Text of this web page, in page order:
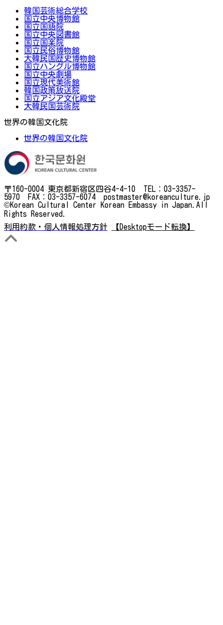
韓国芸術総合学校
国立中央博物館
国立国語院
国立中央図書館
国立国楽院
国立民俗博物館
大韓民国歴史博物館
国立ハングル博物館
国立中央劇場
国立現代美術館
韓国政策放送院
国立アジア文化殿堂
大韓民国芸術院
世界の韓国文化院
世界の韓国文化院
〒160-0004 東京都新宿区四谷4-4-10 TEL：03-3357-
5970 FAX：03-3357-6074 postmaster@koreanculture.jp
©Korean Cultural Center Korean Embassy in Japan.All
Rights Reserved.
利用約款・個人情報処理方針
【Desktopモード転換】